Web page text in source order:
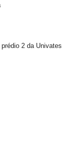
2 da Univates